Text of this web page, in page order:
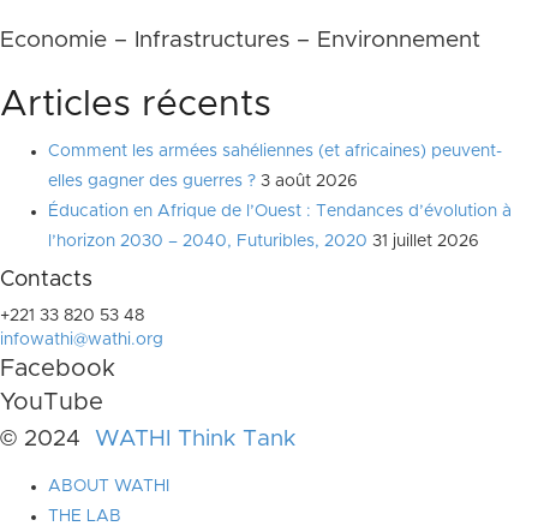
Economie – Infrastructures – Environnement
Articles récents
Comment les armées sahéliennes (et africaines) peuvent-
elles gagner des guerres ? 3 août 2026
Éducation en Afrique de l’Ouest : Tendances d’évolution à
l’horizon 2030 – 2040, Futuribles, 2020 31 juillet 2026
Contacts
+221 33 820 53 48
infowathi@wathi.org
Facebook
YouTube
© 2024 WATHI Think Tank
ABOUT WATHI
THE LAB